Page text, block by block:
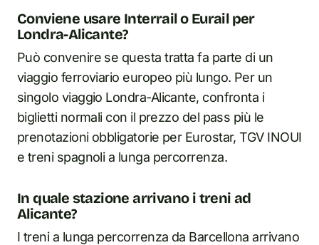
Conviene usare Interrail o Eurail per
Londra-Alicante?
Può convenire se questa tratta fa parte di un
viaggio ferroviario europeo più lungo. Per un
singolo viaggio Londra-Alicante, confronta i
biglietti normali con il prezzo del pass più le
prenotazioni obbligatorie per Eurostar, TGV INOUI
e treni spagnoli a lunga percorrenza.
In quale stazione arrivano i treni ad
Alicante?
I treni a lunga percorrenza da Barcellona arrivano